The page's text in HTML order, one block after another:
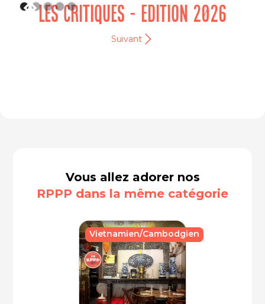
LES CRITIQUES - EDITION 2026
Suivant
Vous allez adorer nos
RPPP dans la même catégorie
Vietnamien/Cambodgien